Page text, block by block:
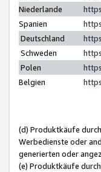
Niederlande
Spanien
Deutschland
Schweden
Polen
Belgien
(d) Produktkäufe
Werbedienste oder
generierten oder
(e) Produktkäufe